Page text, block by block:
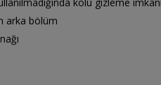
arka bölüm